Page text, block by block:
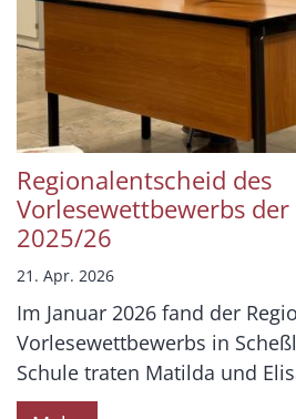
Regionalentscheid des
Vorlesewettbewerbs der
2025/26
21. Apr. 2026
Im Januar 2026 fand der
Vorlesewettbewerbs in
Schule traten Matilda und